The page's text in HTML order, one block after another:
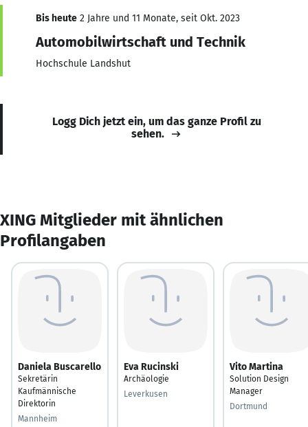
Bis heute 2 Jahre und 11 Monate, seit Okt. 2023
Automobilwirtschaft und Technik
Hochschule Landshut
Logg Dich jetzt ein, um das ganze Profil zu
sehen.
XING Mitglieder mit ähnlichen
Profilangaben
Daniela Buscarello
Sekretärin
Kaufmännische
Direktorin
Mannheim
Eva Rucinski
Archäologie
Leverkusen
Vito Martina
Solution Design
Manager
Dortmund